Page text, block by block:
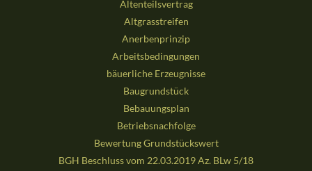
Altenteilsvertrag
Altgrasstreifen
Anerbenprinzip
Arbeitsbedingungen
bäuerliche Erzeugnisse
Baugrundstück
Bebauungsplan
Betriebsnachfolge
Bewertung Grundstückswert
BGH Beschluss vom 22.03.2019 Az. BLw 5/18